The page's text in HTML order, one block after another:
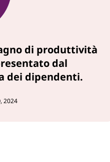
di produttività
dal
dei dipendenti.
2024